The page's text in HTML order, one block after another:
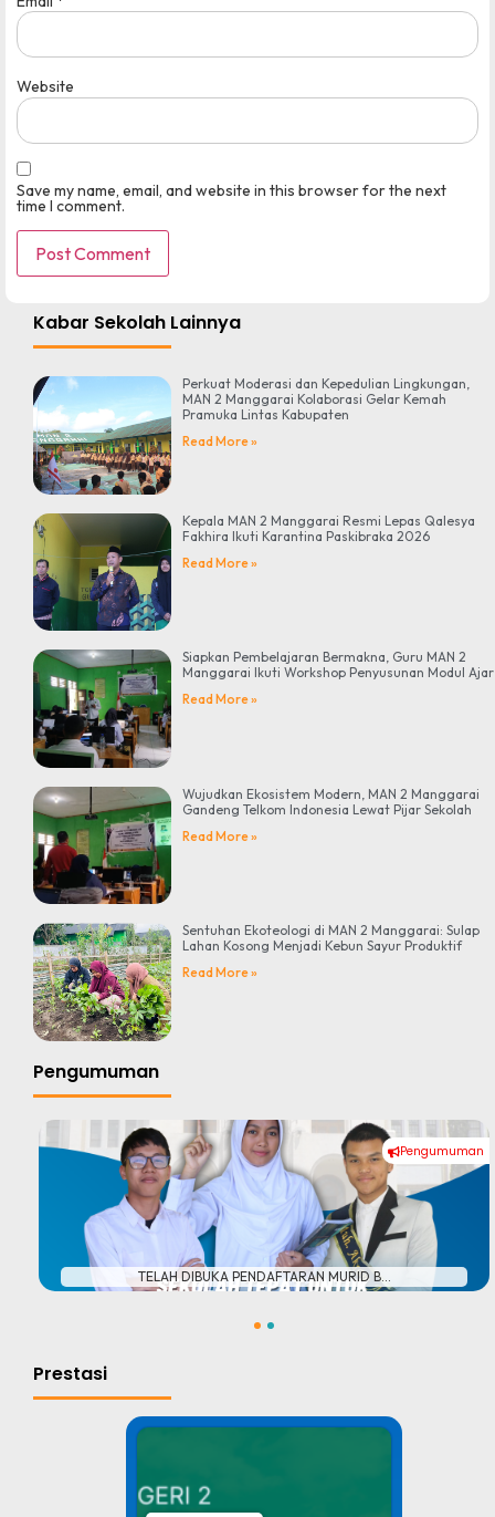
Website
Save my name, email, and website in this browser for the next
time I comment.
Kabar Sekolah Lainnya
Perkuat Moderasi dan Kepedulian Lingkungan,
MAN 2 Manggarai Kolaborasi Gelar Kemah
Pramuka Lintas Kabupaten
Read More »
Kepala MAN 2 Manggarai Resmi Lepas Qalesya
Fakhira Ikuti Karantina Paskibraka 2026
Read More »
Siapkan Pembelajaran Bermakna, Guru MAN 2
Manggarai Ikuti Workshop Penyusunan Modul Ajar
Read More »
Wujudkan Ekosistem Modern, MAN 2 Manggarai
Gandeng Telkom Indonesia Lewat Pijar Sekolah
Read More »
Sentuhan Ekoteologi di MAN 2 Manggarai: Sulap
Lahan Kosong Menjadi Kebun Sayur Produktif
Read More »
Pengumuman
Pengumuman
TELAH DIBUKA PENDAFTARAN MURID B...
Prestasi